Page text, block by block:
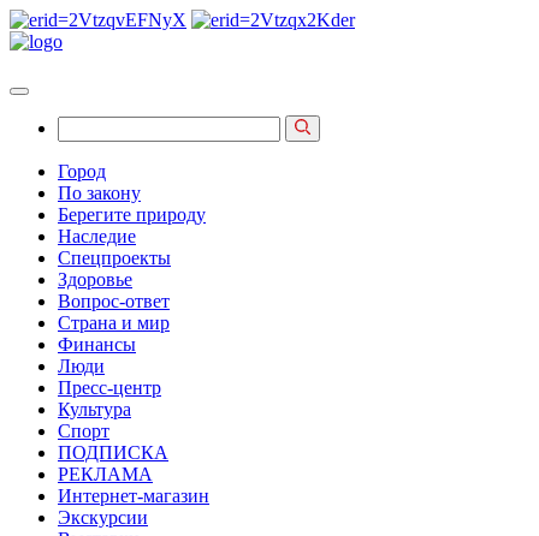
Город
По закону
Берегите природу
Наследие
Спецпроекты
Здоровье
Вопрос-ответ
Страна и мир
Финансы
Люди
Пресс-центр
Культура
Спорт
ПОДПИСКА
РЕКЛАМА
Интернет-магазин
Экскурсии